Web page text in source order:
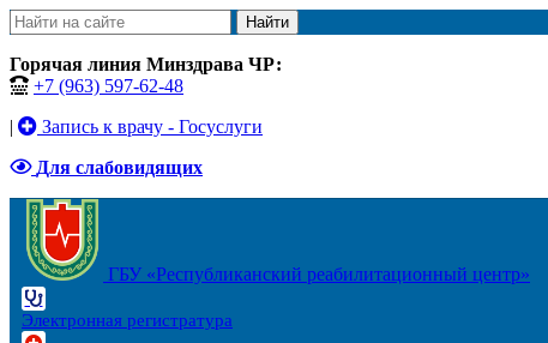
Найти
Горячая линия Минздрава ЧР:
+7 (963) 597-62-48
|
Запись к врачу - Госуслуги
Для слабовидящих
ГБУ «Республиканский реабилитационный центр»
Электронная регистратура